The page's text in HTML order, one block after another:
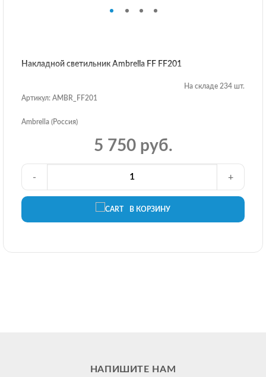
Накладной светильник Ambrella FF FF201
На складе 234 шт.
Артикул: AMBR_FF201
Ambrella (Россия)
5 750 руб.
В КОРЗИНУ
- +
НАПИШИТЕ НАМ